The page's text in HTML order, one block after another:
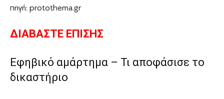
πηγή: protothema.gr
ΔΙΑΒΑΣΤΕ ΕΠΙΣΗΣ
Εφηβικό αμάρτημα – Τι αποφάσισε το
δικαστήριο